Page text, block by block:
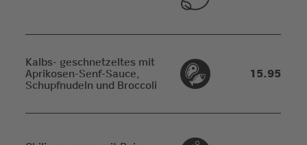
Kalbs- geschnetzeltes mit
Aprikosen-Senf-Sauce,
Schupfnudeln und Broccoli
15.95